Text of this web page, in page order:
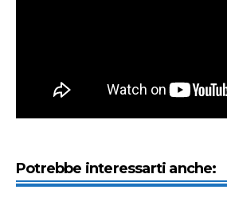
Potrebbe interessarti anche: